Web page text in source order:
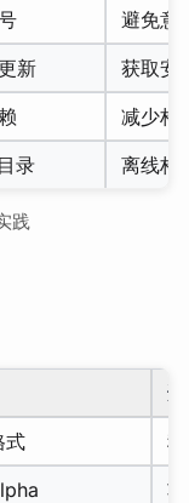
避免意
新
获取安
减少构
录 离线构
践
式